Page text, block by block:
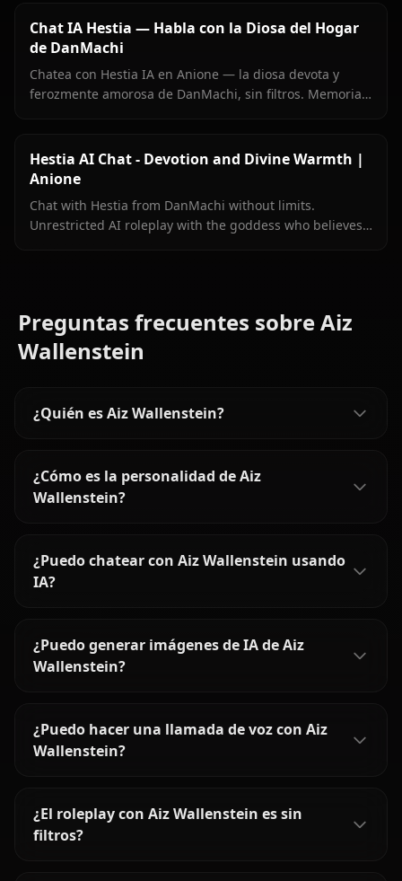
Chat IA Hestia — Habla con la Diosa del Hogar
de DanMachi
Chatea con Hestia IA en Anione — la diosa devota y
ferozmente amorosa de DanMachi, sin filtros. Memoria
Hestia AI Chat - Devotion and Divine Warmth |
Anione
Chat with Hestia from DanMachi without limits.
Unrestricted AI roleplay with the goddess who believes
Preguntas frecuentes sobre Aiz
Wallenstein
¿Quién es Aiz Wallenstein?
¿Cómo es la personalidad de Aiz
Wallenstein?
¿Puedo chatear con Aiz Wallenstein usando
IA?
¿Puedo generar imágenes de IA de Aiz
Wallenstein?
¿Puedo hacer una llamada de voz con Aiz
Wallenstein?
¿El roleplay con Aiz Wallenstein es sin
filtros?